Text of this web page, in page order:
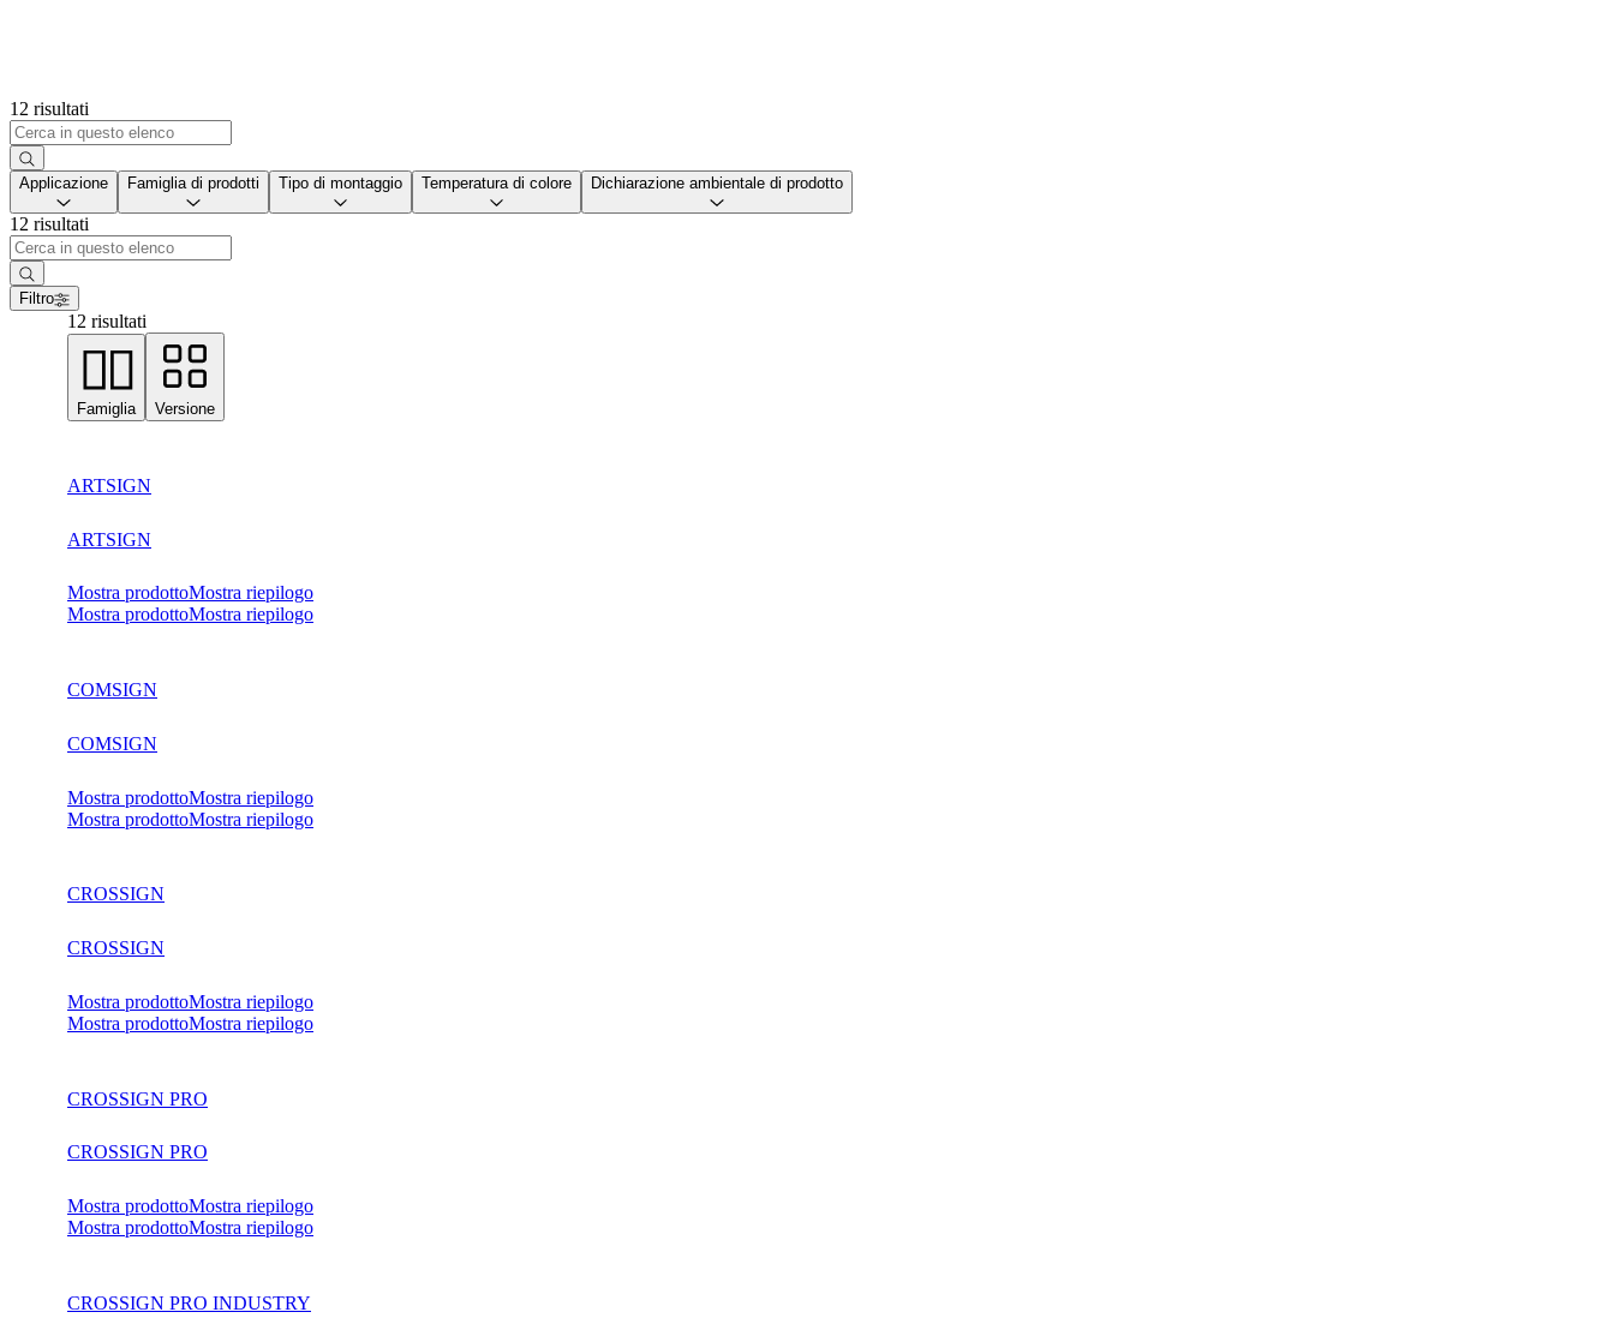
12 risultati
Applicazione Famiglia di prodotti Tipo di montaggio Temperatura di colore Dichiarazione ambientale di prodotto
12 risultati
Filtro
12 risultati
Famiglia Versione
ARTSIGN
ARTSIGN
Mostra prodottoMostra riepilogo
Mostra prodottoMostra riepilogo
COMSIGN
COMSIGN
Mostra prodottoMostra riepilogo
Mostra prodottoMostra riepilogo
CROSSIGN
CROSSIGN
Mostra prodottoMostra riepilogo
Mostra prodottoMostra riepilogo
CROSSIGN PRO
CROSSIGN PRO
Mostra prodottoMostra riepilogo
Mostra prodottoMostra riepilogo
CROSSIGN PRO INDUSTRY